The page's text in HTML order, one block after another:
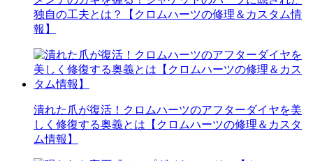
独自の工夫とは？【クロムハーツの修理＆カスタム情
報】
潰れた爪が復活！クロムハーツのアフターダイヤを美
しく修復する奥義とは【クロムハーツの修理＆カスタ
ム情報】